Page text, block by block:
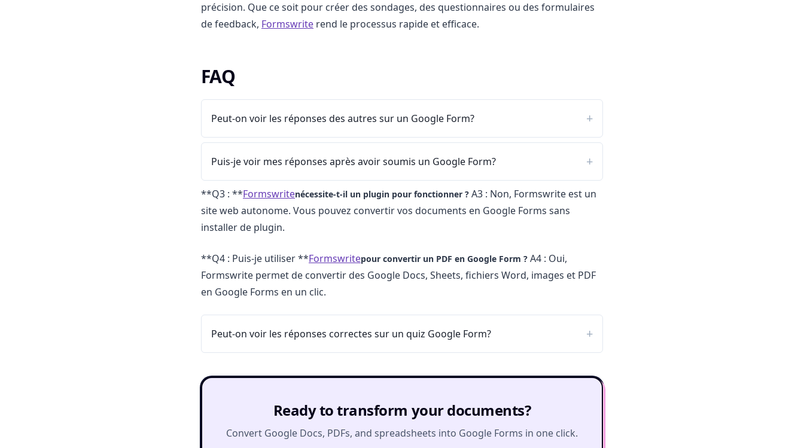
précision. Que ce soit pour créer des sondages, des questionnaires ou des formulaires
de feedback, Formswrite rend le processus rapide et efficace.
FAQ
Peut-on voir les réponses des autres sur un Google Form?
Puis-je voir mes réponses après avoir soumis un Google Form?
**Q3 : **Formswritenécessite-t-il un plugin pour fonctionner ? A3 : Non, Formswrite est un
site web autonome. Vous pouvez convertir vos documents en Google Forms sans
installer de plugin.
**Q4 : Puis-je utiliser **Formswritepour convertir un PDF en Google Form ? A4 : Oui,
Formswrite permet de convertir des Google Docs, Sheets, fichiers Word, images et PDF
en Google Forms en un clic.
Peut-on voir les réponses correctes sur un quiz Google Form?
Ready to transform your documents?
Convert Google Docs, PDFs, and spreadsheets into Google Forms in one click.